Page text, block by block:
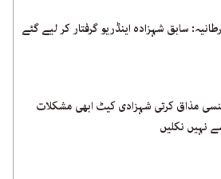
سابق شہزادہ اینڈریو گرفتار کر لیے گئے
مذاق کرتی شہزادی کیٹ ابھی مشکلات
نہیں نکلیں